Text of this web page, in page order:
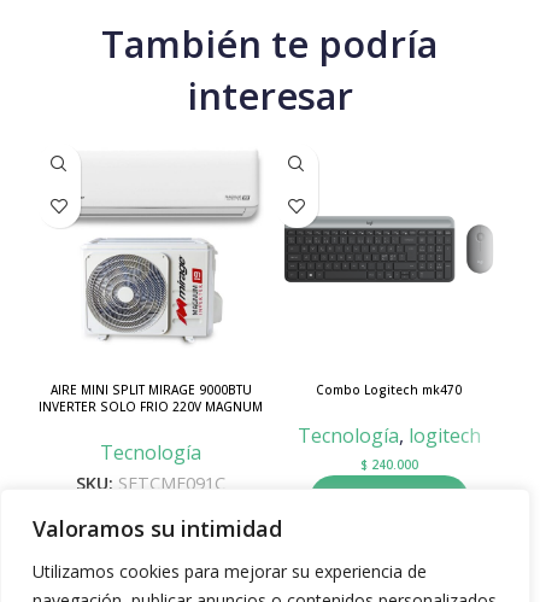
Valoramos su intimidad
Utilizamos cookies para mejorar su experiencia de
También te podría
interesar
AIRE MINI SPLIT MIRAGE 9000BTU
INVERTER SOLO FRIO 220V MAGNUM
Tecnología
SKU: SETCMF091C
Combo Logitech mk470
Tecnología, logitech
$240.000